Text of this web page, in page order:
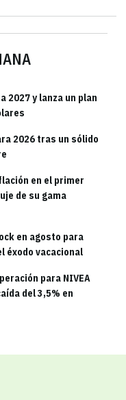
2027 y lanza un plan
2026 tras un sólido
en el primer
de su gama
en agosto para
éxodo vacacional
para NIVEA
del 3,5% en